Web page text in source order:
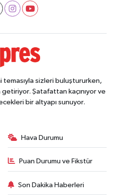
sizleri buluştururken,
Şatafattan kaçınıyor ve
bir altyapı sunuyor.
Hava Durumu
Puan Durumu ve Fikstür
Son Dakika Haberleri